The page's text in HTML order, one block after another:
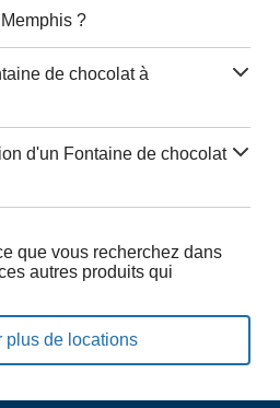
?
de chocolat à
d'un Fontaine de chocolat
que vous recherchez dans
autres produits qui
plus de locations